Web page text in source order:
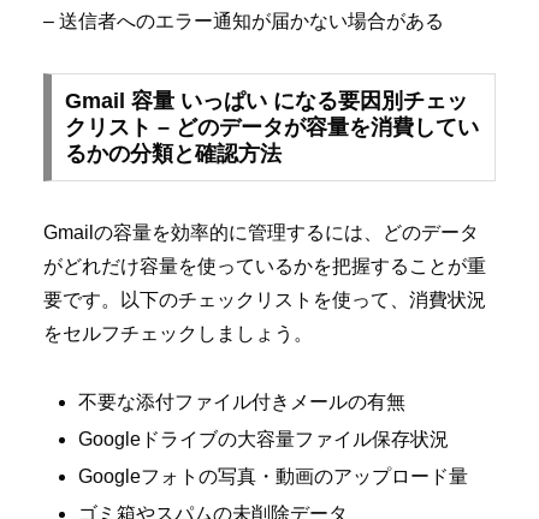
– 送信者へのエラー通知が届かない場合がある
Gmail 容量 いっぱい になる要因別チェッ
クリスト – どのデータが容量を消費してい
るかの分類と確認方法
Gmailの容量を効率的に管理するには、どのデータ
がどれだけ容量を使っているかを把握することが重
要です。以下のチェックリストを使って、消費状況
をセルフチェックしましょう。
不要な添付ファイル付きメールの有無
Googleドライブの大容量ファイル保存状況
Googleフォトの写真・動画のアップロード量
ゴミ箱やスパムの未削除データ